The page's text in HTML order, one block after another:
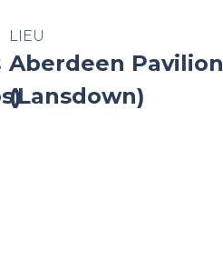
LIEU
Aberdeen Pavilion
(Lansdown)